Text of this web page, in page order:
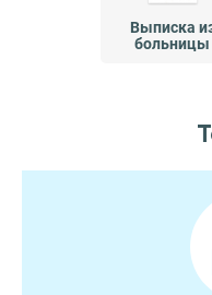
Выписка
больницы